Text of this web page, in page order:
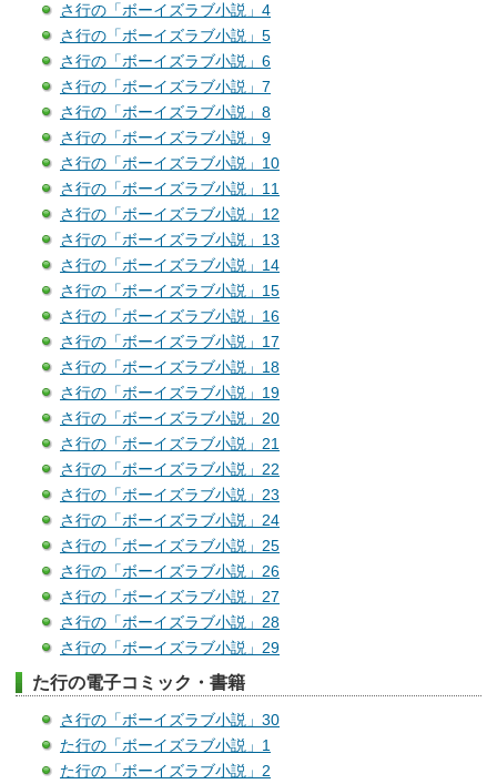
さ行の「ボーイズラブ小説」4
さ行の「ボーイズラブ小説」5
さ行の「ボーイズラブ小説」6
さ行の「ボーイズラブ小説」7
さ行の「ボーイズラブ小説」8
さ行の「ボーイズラブ小説」9
さ行の「ボーイズラブ小説」10
さ行の「ボーイズラブ小説」11
さ行の「ボーイズラブ小説」12
さ行の「ボーイズラブ小説」13
さ行の「ボーイズラブ小説」14
さ行の「ボーイズラブ小説」15
さ行の「ボーイズラブ小説」16
さ行の「ボーイズラブ小説」17
さ行の「ボーイズラブ小説」18
さ行の「ボーイズラブ小説」19
さ行の「ボーイズラブ小説」20
さ行の「ボーイズラブ小説」21
さ行の「ボーイズラブ小説」22
さ行の「ボーイズラブ小説」23
さ行の「ボーイズラブ小説」24
さ行の「ボーイズラブ小説」25
さ行の「ボーイズラブ小説」26
さ行の「ボーイズラブ小説」27
さ行の「ボーイズラブ小説」28
さ行の「ボーイズラブ小説」29
た行の電子コミック・書籍
さ行の「ボーイズラブ小説」30
た行の「ボーイズラブ小説」1
た行の「ボーイズラブ小説」2